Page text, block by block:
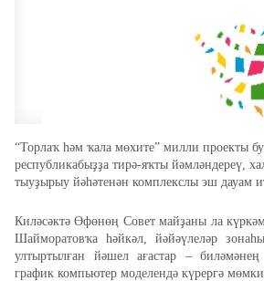
“Торлаҡ һәм ҡала мөхите” милли проекты
республикабыҙҙа тирә-яҡты йәмләндереү,
тыуҙырыу йәһәтенән комплекслы эш дауам
Киләсәктә Өфөнөң Совет майҙаны ла
Шайморатовҡа һәйкәл, йәйәүлеләр
ултыртылған йәшел ағастар – биләмәнең
график компьютер моделендә күрергә